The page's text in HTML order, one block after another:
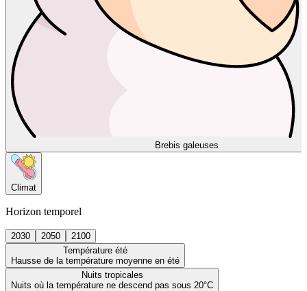
Brebis galeuses
Climat
Horizon temporel
2030 2050
2100
Température été
Hausse de la température moyenne en été
Nuits tropicales
Nuits où la température ne descend pas sous 20°C